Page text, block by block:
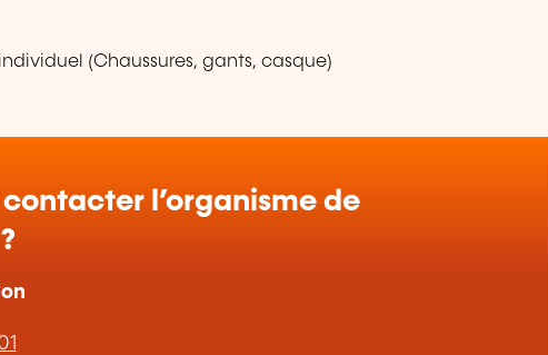
(Chaussures, gants, casque)
l’organisme de